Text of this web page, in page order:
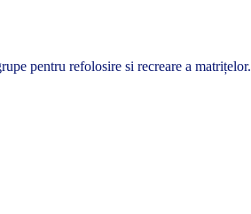
pentru refolosire si recreare a matrițelor.